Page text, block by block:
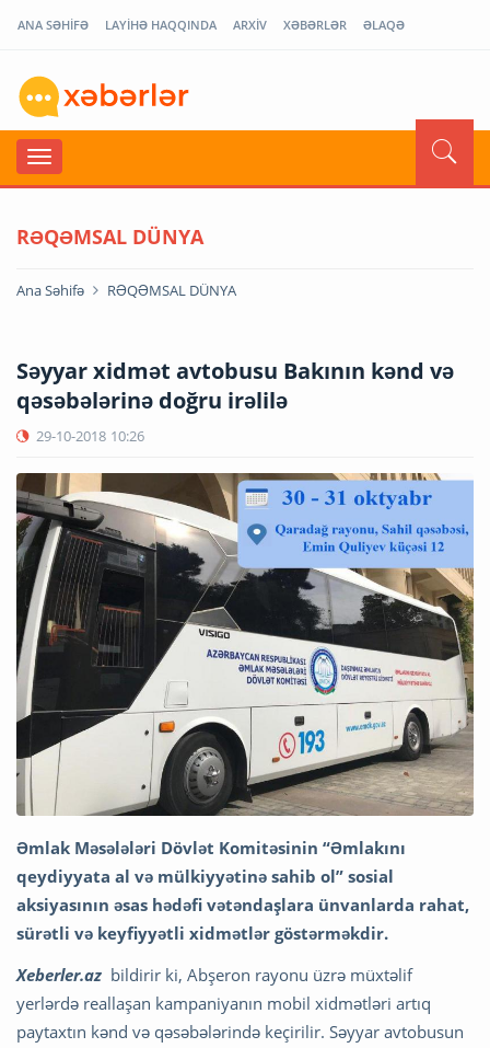
ANA SƏHİFƏ LAYİHƏ HAQQINDA ARXİV XƏBƏRLƏR ƏLAQƏ
RƏQƏMSAL DÜNYA
Ana Səhifə RƏQƏMSAL DÜNYA
Səyyar xidmət avtobusu Bakının kənd və
qəsəbələrinə doğru irəlilə
29-10-2018 10:26
Əmlak Məsələləri Dövlət Komitəsinin “Əmlakını
qeydiyyata al və mülkiyyətinə sahib ol” sosial
aksiyasının əsas hədəfi vətəndaşlara ünvanlarda rahat,
sürətli və keyfiyyətli xidmətlər göstərməkdir.
Xeberler.az bildirir ki, Abşeron rayonu üzrə müxtəlif
yerlərdə reallaşan kampaniyanın mobil xidmətləri artıq
paytaxtın kənd və qəsəbələrində keçirilir. Səyyar avtobusun